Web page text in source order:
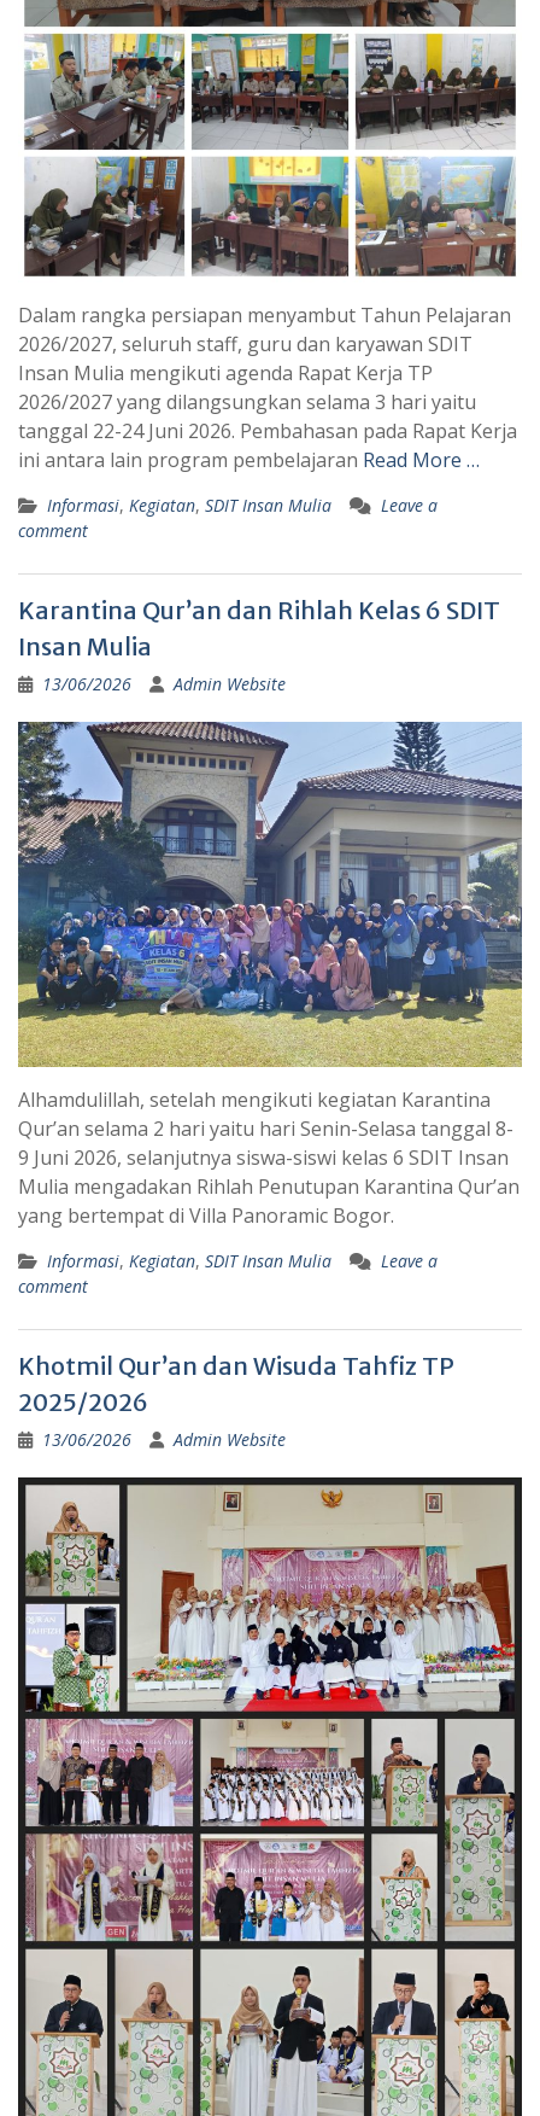
Dalam rangka persiapan menyambut Tahun Pelajaran
2026/2027, seluruh staff, guru dan karyawan SDIT
Insan Mulia mengikuti agenda Rapat Kerja TP
2026/2027 yang dilangsungkan selama 3 hari yaitu
tanggal 22-24 Juni 2026. Pembahasan pada Rapat Kerja
ini antara lain program pembelajaran Read More …
Informasi, Kegiatan, SDIT Insan Mulia
Leave a
comment
Karantina Qur’an dan Rihlah Kelas 6 SDIT
Insan Mulia
13/06/2026 Admin Website
Alhamdulillah, setelah mengikuti kegiatan Karantina
Qur’an selama 2 hari yaitu hari Senin-Selasa tanggal 8-
9 Juni 2026, selanjutnya siswa-siswi kelas 6 SDIT Insan
Mulia mengadakan Rihlah Penutupan Karantina Qur’an
yang bertempat di Villa Panoramic Bogor.
Informasi, Kegiatan, SDIT Insan Mulia
Leave a
comment
Khotmil Qur’an dan Wisuda Tahfiz TP
2025/2026
13/06/2026 Admin Website